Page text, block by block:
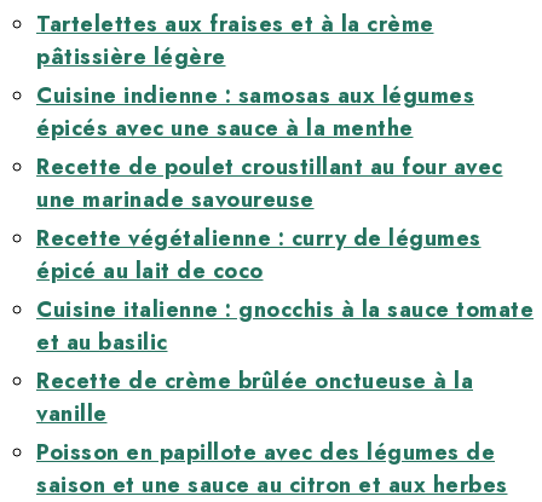
Tartelettes aux fraises et à la crème
pâtissière légère
Cuisine indienne : samosas aux légumes
épicés avec une sauce à la menthe
Recette de poulet croustillant au four avec
une marinade savoureuse
Recette végétalienne : curry de légumes
épicé au lait de coco
Cuisine italienne : gnocchis à la sauce tomate
et au basilic
Recette de crème brûlée onctueuse à la
vanille
Poisson en papillote avec des légumes de
saison et une sauce au citron et aux herbes